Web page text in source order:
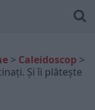
> Caleidoscop >
Și îi plătește